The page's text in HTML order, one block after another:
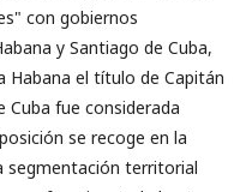
con gobiernos
y Santiago de Cuba,
Habana el título de Capitán
Cuba fue considerada
se recoge en la
segmentación territorial